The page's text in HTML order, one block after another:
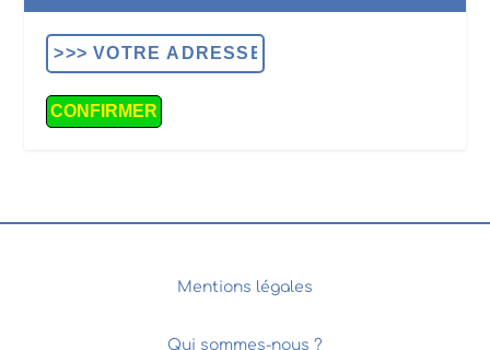
Mentions légales
Qui sommes-nous ?